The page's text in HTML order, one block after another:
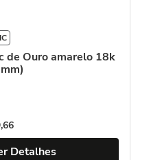
de Ouro amarelo 18k
,66
Detalhes